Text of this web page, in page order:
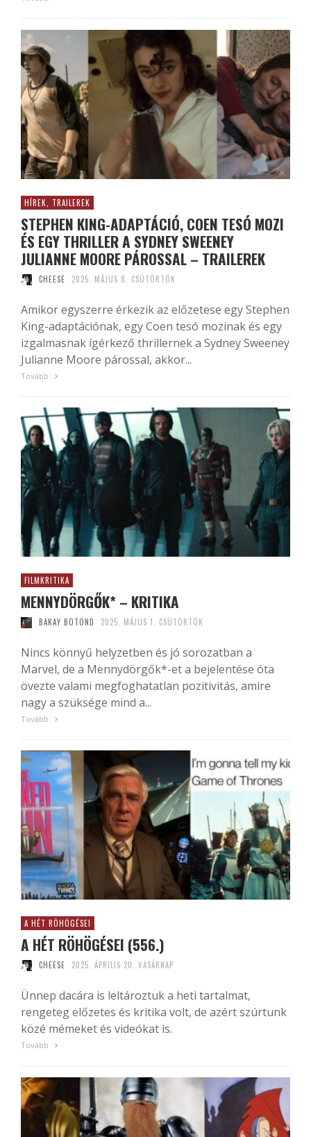
HÍREK, TRAILEREK
STEPHEN KING-ADAPTÁCIÓ, COEN TESÓ MOZI
ÉS EGY THRILLER A SYDNEY SWEENEY
JULIANNE MOORE PÁROSSAL – TRAILEREK
CHEESE 2025. MÁJUS 8. CSÜTÖRTÖK
Amikor egyszerre érkezik az előzetese egy Stephen
King-adaptációnak, egy Coen tesó mozinak és egy
izgalmasnak ígérkező thrillernek a Sydney Sweeney
Julianne Moore párossal, akkor...
Tovább
FILMKRITIKA
MENNYDÖRGŐK* – KRITIKA
BAKAY BOTOND 2025. MÁJUS 1. CSÜTÖRTÖK
Nincs könnyű helyzetben és jó sorozatban a
Marvel, de a Mennydörgők*-et a bejelentése óta
övezte valami megfoghatatlan pozitivitás, amire
nagy a szüksége mind a...
Tovább
A HÉT RÖHÖGÉSEI
A HÉT RÖHÖGÉSEI (556.)
CHEESE 2025. ÁPRILIS 20. VASÁRNAP
Ünnep dacára is leltároztuk a heti tartalmat,
rengeteg előzetes és kritika volt, de azért szúrtunk
közé mémeket és videókat is.
Tovább